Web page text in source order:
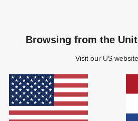
Browsing from the
Visit our US website